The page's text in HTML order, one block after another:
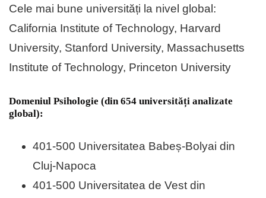
Cele mai bune universități la nivel global:
California Institute of Technology, Harvard
University, Stanford University, Massachusetts
Institute of Technology, Princeton University
Domeniul Psihologie (din 654 universități analizate
global):
401-500 Universitatea Babeș-Bolyai din
Cluj-Napoca
401-500 Universitatea de Vest din